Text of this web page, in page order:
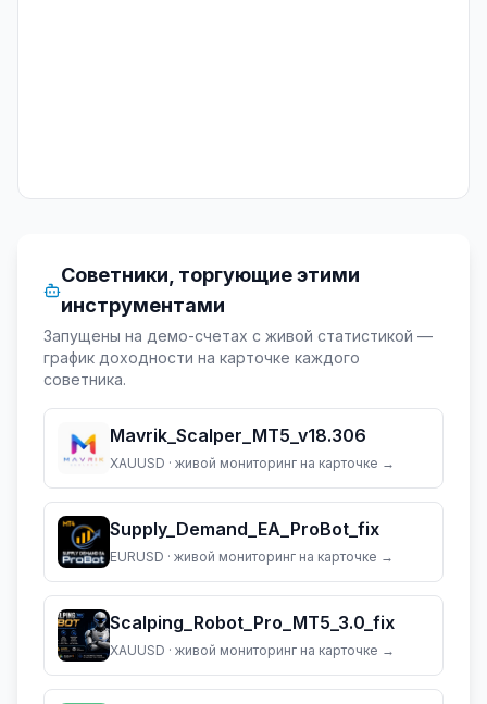
Советники, торгующие этими
инструментами
Запущены на демо-счетах с живой статистикой —
график доходности на карточке каждого
советника.
Mavrik_Scalper_MT5_v18.306
XAUUSD · живой мониторинг на карточке →
Supply_Demand_EA_ProBot_fix
EURUSD · живой мониторинг на карточке →
Scalping_Robot_Pro_MT5_3.0_fix
XAUUSD · живой мониторинг на карточке →